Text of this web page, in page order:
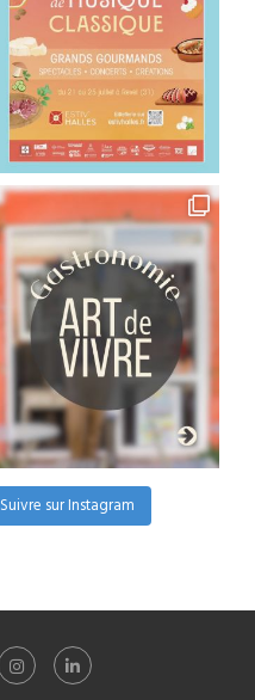
Suivre sur Instagram